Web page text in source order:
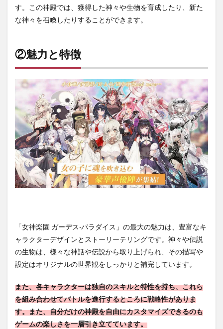
す。この神殿では、獲得した神々や生物を育成したり、新た
な神々を召喚したりすることができます。
②魅力と特徴
「女神楽園 ガーデス·パラダイス」の最大の魅力は、豊富なキ
ャラクターデザインとストーリーテリングです。神々や伝説
の生物は、様々な神話や伝説から取り上げられ、その描写や
設定はオリジナルの世界観をしっかりと補完しています。
また、各キャラクターは独自のスキルと特性を持ち、これら
を組み合わせてバトルを進行するところに戦略性がありま
す。また、自分だけの神殿を自由にカスタマイズできるのも
ゲームの楽しさを一層引き立てています。